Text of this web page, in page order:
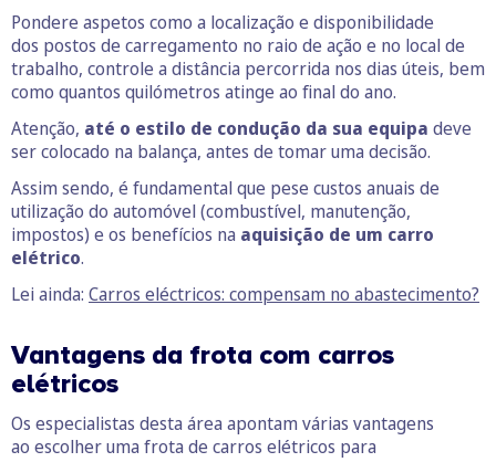
Pondere aspetos como a localização e disponibilidade
dos postos de carregamento no raio de ação e no local de
trabalho, controle a distância percorrida nos dias úteis, bem
como quantos quilómetros atinge ao final do ano.
Atenção, até o estilo de condução da sua equipa deve
ser colocado na balança, antes de tomar uma decisão.
Assim sendo, é fundamental que pese custos anuais de
utilização do automóvel (combustível, manutenção,
impostos) e os benefícios na aquisição de um carro
elétrico.
Lei ainda: Carros eléctricos: compensam no abastecimento?
Vantagens da frota com carros
elétricos
Os especialistas desta área apontam várias vantagens
ao escolher uma frota de carros elétricos para